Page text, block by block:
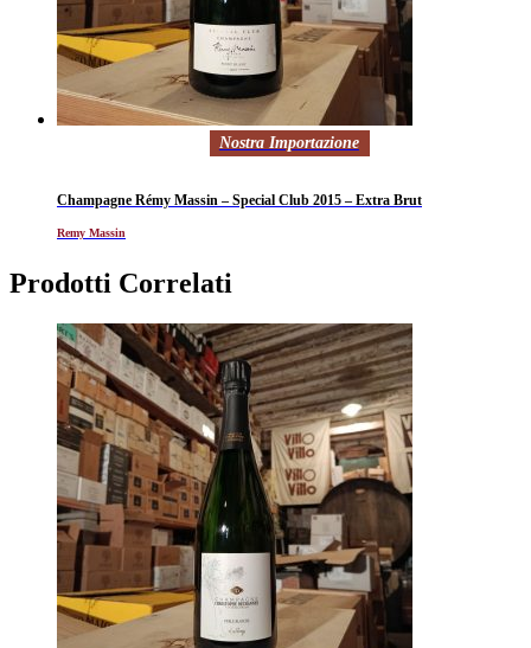
Nostra Importazione
Champagne Rémy Massin – Special Club 2015 – Extra Brut
Remy Massin
Prodotti Correlati